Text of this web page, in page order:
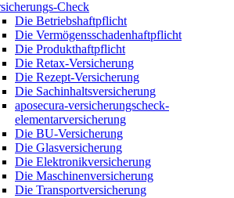
Check
Die Betriebshaftpflicht
Die Vermögensschadenhaftpflicht
Die Produkthaftpflicht
Die Retax-Versicherung
Die Rezept-Versicherung
Die Sachinhaltsversicherung
aposecura-versicherungscheck-
elementarversicherung
Die BU-Versicherung
Die Glasversicherung
Die Elektronikversicherung
Die Maschinenversicherung
Die Transportversicherung